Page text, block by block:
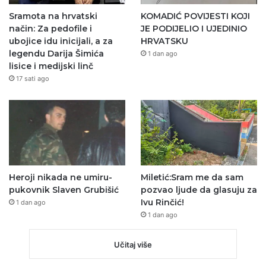
Sramota na hrvatski
način: Za pedofile i
ubojice idu inicijali, a za
legendu Darija Šimića
lisice i medijski linč
17 sati ago
KOMADIĆ POVIJESTI KOJI
JE PODIJELIO I UJEDINIO
HRVATSKU
1 dan ago
Heroji nikada ne umiru-
pukovnik Slaven Grubišić
1 dan ago
Miletić:Sram me da sam
pozvao ljude da glasuju za
Ivu Rinčić!
1 dan ago
Učitaj više